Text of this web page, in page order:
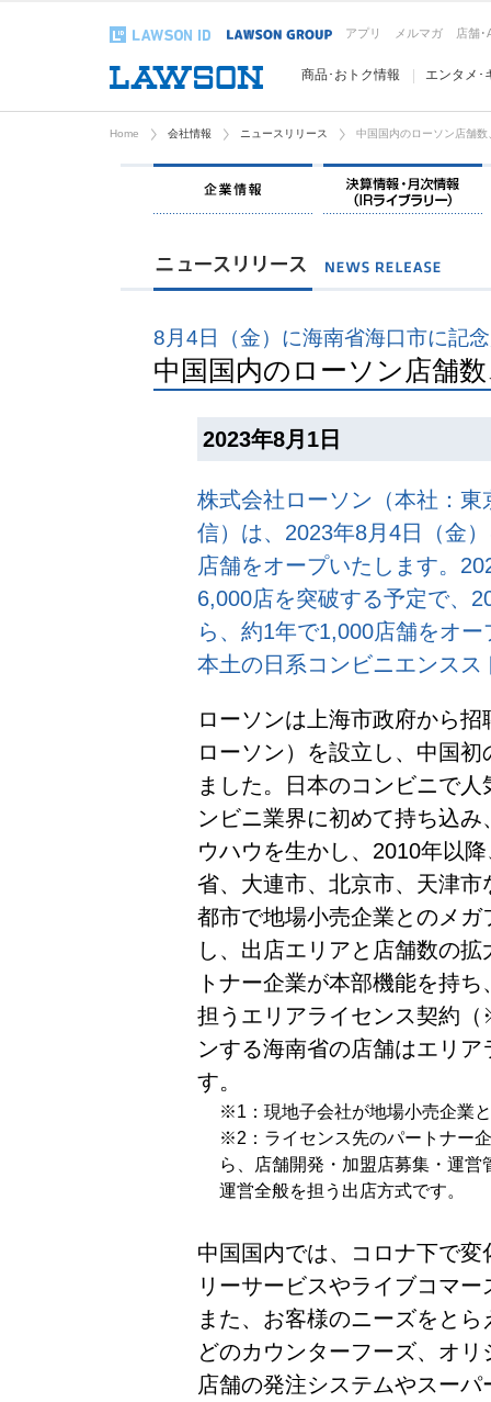
アプリ メルマガ 店舗･
商品･おトク情報 エンタメ･
Home 会社情報 ニュースリリース 中国国内のローソン店舗
企業情報
8月4日（金）に海南省海口市に記
中国国内のローソン店舗
2023年8月1日
株式会社ローソン（本社：
信）は、2023年8月4日（金
店舗をオープいたします。
6,000店を突破する予定で、
ら、約1年で1,000店舗をオ
本土の日系コンビニエンス
ローソンは上海市政府から
ローソン）を設立し、中国
ました。日本のコンビニで
ンビニ業界に初めて持ち込
ウハウを生かし、2010年以
省、大連市、北京市、天津
都市で地場小売企業とのメ
し、出店エリアと店舗数の
トナー企業が本部機能を持
担うエリアライセンス契約
ンする海南省の店舗はエリ
す。
※1：現地子会社が地場小売企業
※2：ライセンス先のパートナー
ら、店舗開発・加盟店募集・運営
運営全般を担う出店方式です。
中国国内では、コロナ下で
リーサービスやライブコマ
また、お客様のニーズをと
どのカウンターフーズ、オ
店舗の発注システムやスー